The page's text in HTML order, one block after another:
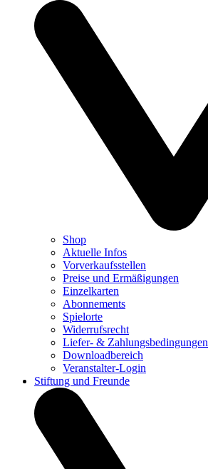
Shop
Aktuelle Infos
Vorverkaufsstellen
Preise und Ermäßigungen
Einzelkarten
Abonnements
Spielorte
Widerrufsrecht
Liefer- & Zahlungsbedingungen
Downloadbereich
Veranstalter-Login
Stiftung und Freunde